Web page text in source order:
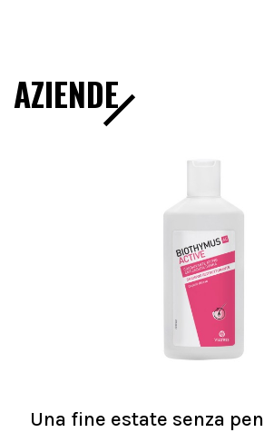
AZIENDE
Una fine estate senza